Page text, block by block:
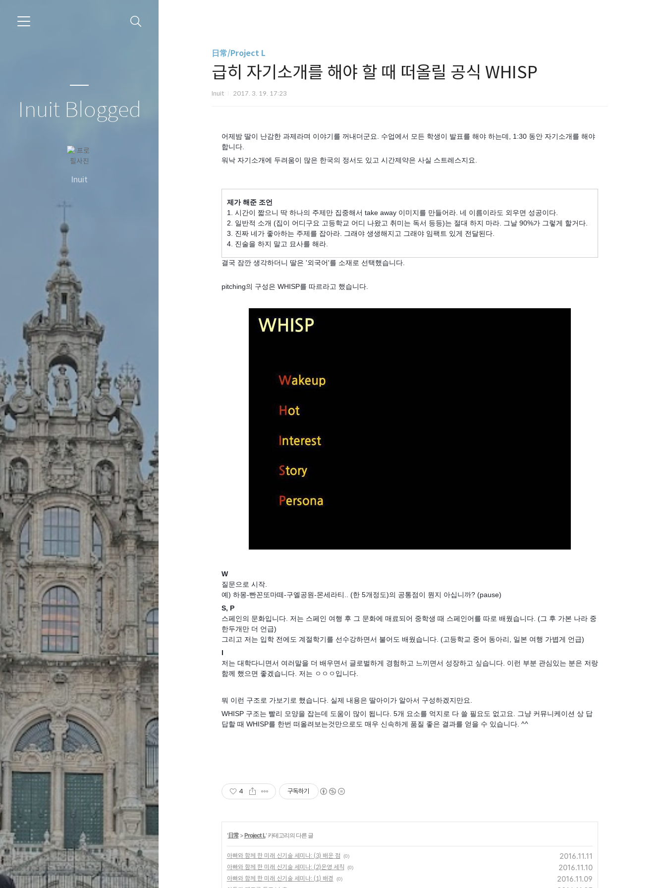
Inuit Blogged
Inuit
日常/Project L
급히 자기소개를 해야 할 때 떠올릴 공식 WHISP
Inuit 2017. 3. 19. 17:23
어제밤 딸이 난감한 과제라며 이야기를 꺼내더군요. 수업에서 모든 학생이 발표를 해야 하는데, 1:30 동안 자기소개를 해야
합니다.
워낙 자기소개에 두려움이 많은 한국의 정서도 있고 시간제약은 사실 스트레스지요.
제가 해준 조언
1. 시간이 짧으니 딱 하나의 주제만 집중해서 take away 이미지를 만들어라. 네 이름이라도 외우면 성공이다.
2. 일반적 소개 (집이 어디구요 고등학교 어디 나왔고 취미는 독서 등등)는 절대 하지 마라. 그날 90%가 그렇게 할거다.
3. 진짜 네가 좋아하는 주제를 잡아라. 그래야 생생해지고 그래야 임팩트 있게 전달된다.
4. 진술을 하지 말고 묘사를 해라.
결국 잠깐 생각하더니 딸은 '외국어'를 소재로 선택했습니다.
pitching의 구성은 WHISP를 따르라고 했습니다.
W
질문으로 시작.
예) 하몽-빤꼰또마떼-구엘공원-몬세라티.. (한 5개정도)의 공통점이 뭔지 아십니까? (pause)
S, P
스페인의 문화입니다. 저는 스페인 여행 후 그 문화에 매료되어 중학생 때 스페인어를 따로 배웠습니다. (그 후 가본 나라 중
한두개만 더 언급)
그리고 저는 입학 전에도 계절학기를 선수강하면서 불어도 배웠습니다. (고등학교 중어 동아리, 일본 여행 가볍게 언급)
I
저는 대학다니면서 여러말을 더 배우면서 글로벌하게 경험하고 느끼면서 성장하고 싶습니다. 이런 부분 관심있는 분은 저랑
함께 했으면 좋겠습니다. 저는 ㅇㅇㅇ입니다.
뭐 이런 구조로 가보기로 했습니다. 실제 내용은 딸아이가 알아서 구성하겠지만요.
WHISP 구조는 빨리 모양을 잡는데 도움이 많이 됩니다. 5개 요소를 억지로 다 쓸 필요도 없고요. 그냥 커뮤니케이션 상 답
답할 때 WHISP를 한번 떠올려보는것만으로도 매우 신속하게 품질 좋은 결과를 얻을 수 있습니다. ^^
4 구독하기
'日常>Project L' 카테고리의 다른 글
아빠와 함께 한 미래 신기술 세미나: (3) 배운 점 (0) 2016.11.11
아빠와 함께 한 미래 신기술 세미나: (2)운영 세칙 (0) 2016.11.10
아빠와 함께 한 미래 신기술 세미나: (1) 배경 (0) 2016.11.09